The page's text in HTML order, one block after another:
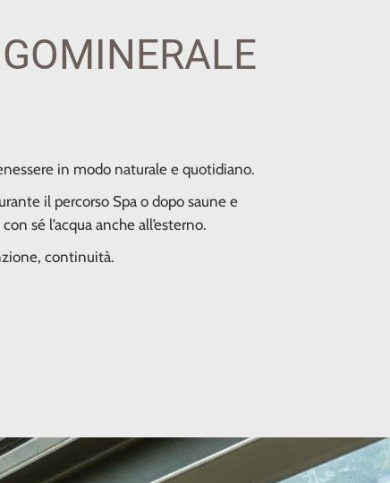
in modo naturale e quotidiano.
il percorso Spa o dopo saune e
sé l’acqua anche all’esterno.
continuità.